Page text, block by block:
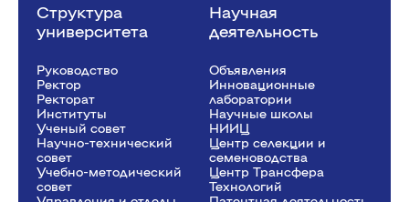
Структура
университета
Руководство
Ректор
Рeкторат
Институты
Ученый совет
Научно-технический
совет
Учебно-методический
совет
Научная
деятельность
Объявления
Инновационные
лаборатории
Научные школы
НИИЦ
Центр селекции и
семеноводства
Центр Трансфера
Технологий